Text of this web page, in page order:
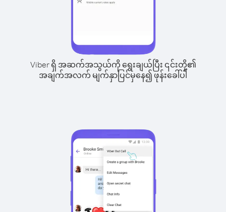
Viber ရှိ အဆက်အသွယ်ကို ရွေးချယ်ပြီး ၎င်းတို့၏
အချက်အလက် မျက်နှာပြင်မှနေ၍ ဖုန်းခေါ်ပါ